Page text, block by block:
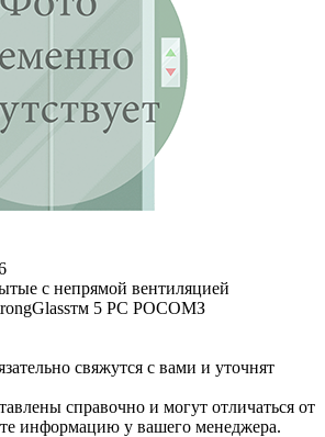
с непрямой вентиляцией
5 PC РОСОМЗ
свяжутся с вами и уточнят
справочно и могут отличаться от
информацию у вашего менеджера.